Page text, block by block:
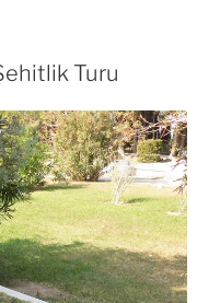
Turu